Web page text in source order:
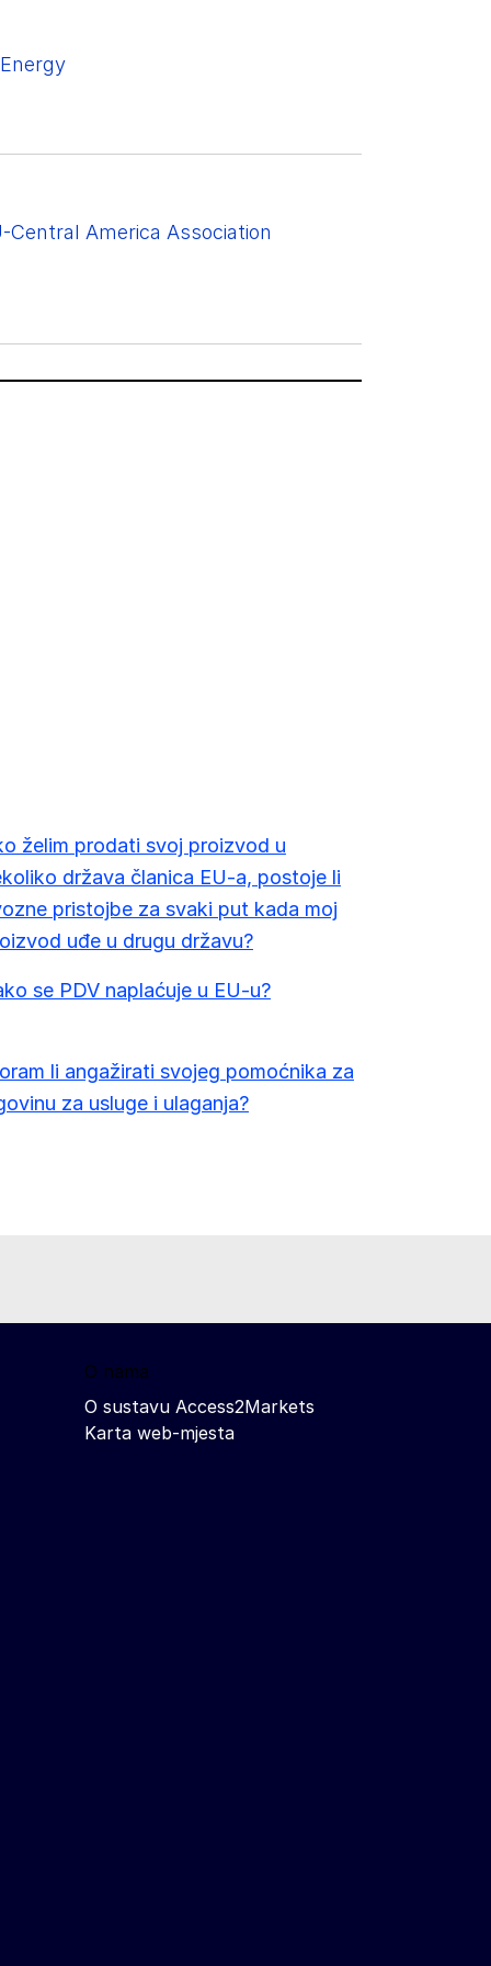
America Association
želim prodati svoj proizvod u
država članica EU-a, postoje li
pristojbe za svaki put kada moj
uđe u drugu državu?
se PDV naplaćuje u EU-u?
li angažirati svojeg pomoćnika za
za usluge i ulaganja?
O nama
O sustavu Access2Markets
Karta web-mjesta